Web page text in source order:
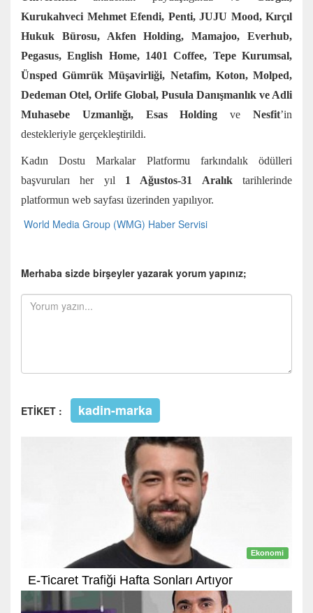
Kurukahveci Mehmet Efendi, Penti, JUJU Mood, Kırçıl
Hukuk Bürosu, Akfen Holding, Mamajoo, Everhub,
Pegasus, English Home, 1401 Coffee, Tepe Kurumsal,
Ünsped Gümrük Müşavirliği, Netafim, Koton, Molped,
Dedeman Otel, Orlife Global, Pusula Danışmanlık ve Adli
Muhasebe Uzmanlığı, Esas Holding veNesfit’in
destekleriyle gerçekleştirildi.
Kadın Dostu Markalar Platformu farkındalık ödülleri
başvuruları her yıl 1 Ağustos-31 Aralıktarihlerinde
platformun web sayfası üzerinden yapılıyor.
World Media Group (WMG) Haber Servisi
Merhaba sizde birşeyler yazarak yorum yapınız;
ETİKET : kadin-marka
Ekonomi
E-Ticaret Trafiği Hafta Sonları Artıyor